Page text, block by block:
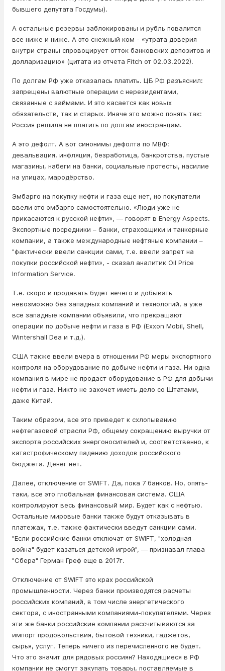
бывшего депутата Госдумы).
А остальные резервы заблокированы и рубль повалится
все ниже и ниже. А это снежный ком - «утрата доверия
внутри страны спровоцирует отток банковских депозитов и
долларизацию» (цитата из отчета Fitch от 02.03.2022).
По долгам РФ уже отказалась платить. ЦБ РФ разъяснил:
запрещены валютные операции с нерезидентами,
связанные с займами. И это касается как новых
обязательств, так и старых. Иначе это можно понять так:
Россия решила не платить по долгам иностранцам.
А это дефолт. А вот синонимы дефолта по МВФ:
девальвация, инфляция, безработица, банкротства, пустые
магазины, набеги на банки, социальные протесты, насилие
на улицах, мародёрство.
Эмбарго на покупку нефти и газа еще нет, но покупатели
ввели это эмбарго самостоятельно. «Люди уже не
прикасаются к русской нефти», — говорят в Energy Aspects.
Экспортные посредники – банки, страховщики и танкерные
компании, а также международные нефтяные компании –
"фактически ввели санкции сами, т.е. ввели запрет на
покупки российской нефти», - сказал аналитик Oil Price
Information Service.
Т.е. скоро и продавать будет нечего и добывать
невозможно без западных компаний и технологий, а уже
все западные компании объявили, что прекращают
операции по добыче нефти и газа в РФ (Exxon Mobil, Shell,
Wintershall Dea и т.д.).
США также ввели вчера в отношении РФ меры экспортного
контроля на оборудование по добыче нефти и газа. Ни одна
компания в мире не продаст оборудование в РФ для добычи
нефти и газа. Никто не захочет иметь дело со Штатами,
даже Китай.
Таким образом, все это приведет к схлопыванию
нефтегазовой отрасли РФ, общему сокращению выручки от
экспорта российских энергоносителей и, соответственно, к
катастрофическому падению доходов российского
бюджета. Денег нет.
Далее, отключение от SWIFT. Да, пока 7 банков. Но, опять-
таки, все это глобальная финансовая система. США
контролируют весь финансовый мир. Будет как с нефтью.
Остальные мировые банки также будут отказывать в
платежах, т.е. также фактически введут санкции сами.
"Если российские банки отключат от SWIFT, "холодная
война" будет казаться детской игрой", — признавал глава
"Сбера" Герман Греф еще в 2017г.
Отключение от SWIFT это крах российской
промышленности. Через банки производятся расчеты
российских компаний, в том числе энергетического
сектора, с иностранными компаниями-покупателями. Через
эти же банки российские компании рассчитываются за
импорт продовольствия, бытовой техники, гаджетов,
сырья, услуг. Теперь ничего из перечисленного не будет.
Что это значит для рядовых россиян? Находящиеся в РФ
компании не смогут закупать товары, поставляемые в